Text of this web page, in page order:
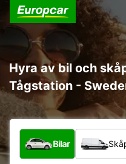
Hyra av bil och
Tågstation -
Vilken typ av fordon?
Bilar